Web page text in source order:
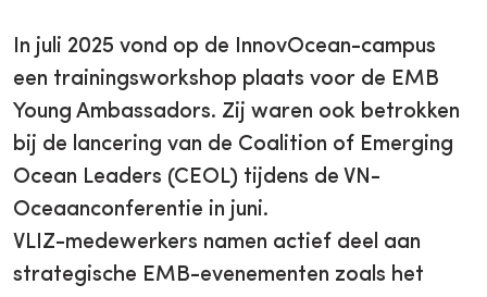
In juli 2025 vond op de InnovOcean-campus
een trainingsworkshop plaats voor de EMB
Young Ambassadors. Zij waren ook betrokken
bij de lancering van de Coalition of Emerging
Ocean Leaders (CEOL) tijdens de VN-
Oceaanconferentie in juni.
VLIZ-medewerkers namen actief deel aan
strategische EMB-evenementen zoals het